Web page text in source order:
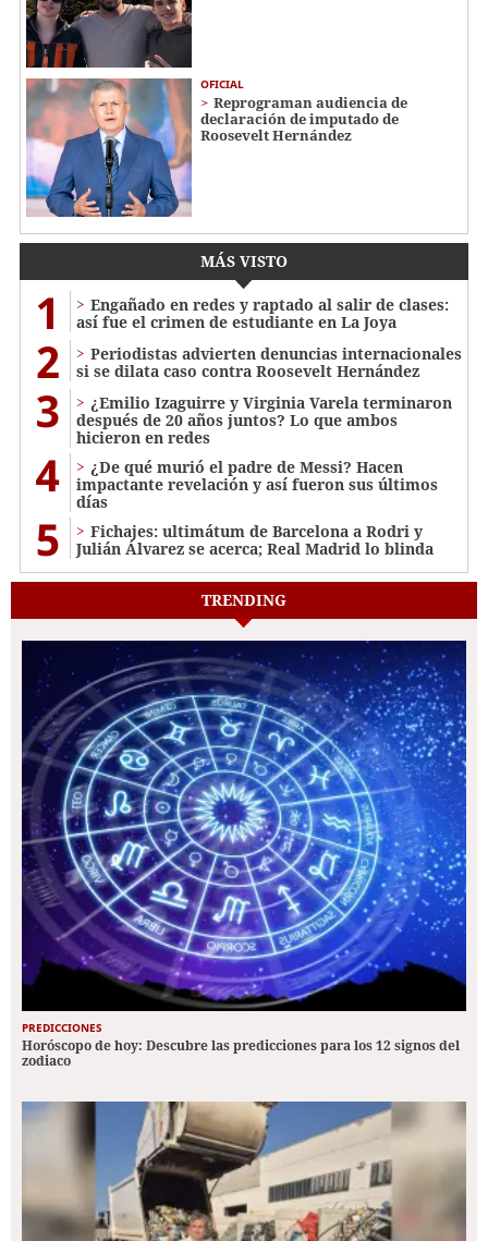
OFICIAL
Reprograman audiencia de
declaración de imputado de
Roosevelt Hernández
MÁS VISTO
1
Engañado en redes y raptado al salir de clases:
así fue el crimen de estudiante en La Joya
2
Periodistas advierten denuncias internacionales
si se dilata caso contra Roosevelt Hernández
3
¿Emilio Izaguirre y Virginia Varela terminaron
después de 20 años juntos? Lo que ambos
hicieron en redes
4
¿De qué murió el padre de Messi? Hacen
impactante revelación y así fueron sus últimos
días
5
Fichajes: ultimátum de Barcelona a Rodri y
Julián Álvarez se acerca; Real Madrid lo blinda
TRENDING
PREDICCIONES
Horóscopo de hoy: Descubre las predicciones para los 12 signos del
zodiaco